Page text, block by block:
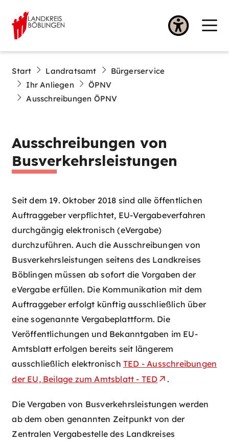
Start Landratsamt
Bürgerservice
Ihr Anliegen
ÖPNV
Ausschreibungen ÖPNV
Ausschreibungen von
Busverkehrsleistungen
Seit dem 19. Oktober 2018 sind alle öffentlichen
Auftraggeber verpflichtet, EU-Vergabeverfahren
durchgängig elektronisch (eVergabe)
durchzuführen. Auch die Ausschreibungen von
Busverkehrsleistungen seitens des Landkreises
Böblingen müssen ab sofort die Vorgaben der
eVergabe erfüllen. Die Kommunikation mit dem
Auftraggeber erfolgt künftig ausschließlich über
eine sogenannte Vergabeplattform. Die
Veröffentlichungen und Bekanntgaben im EU-
Amtsblatt erfolgen bereits seit längerem
ausschließlich elektronisch TED - Ausschreibungen
der EU, Beilage zum Amtsblatt - TED
.
Die Vergaben von Busverkehrsleistungen werden
ab dem oben genannten Zeitpunkt von der
Zentralen Vergabestelle des Landkreises